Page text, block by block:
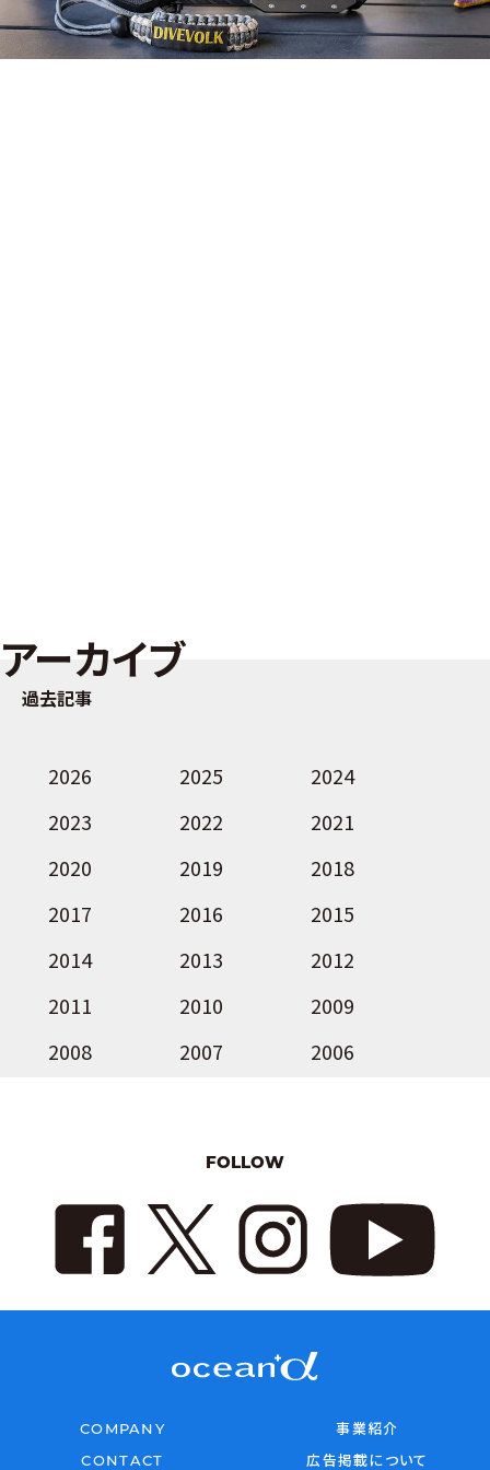
アーカイブ
過去記事
2026 2025
2024
2023
2022
2021
2020
2019
2018
2017
2016
2015
2014
2013
2012
2011
2010
2009
2008
2007 2006
FOLLOW
COMPANY
事業紹介
CONTACT
広告掲載について